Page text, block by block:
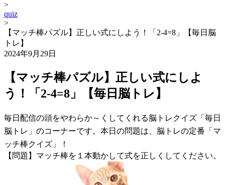
>
quiz
>
【マッチ棒パズル】正しい式にしよう！「2-4=8」【毎日脳
トレ】
2024年9月29日
【マッチ棒パズル】正しい式にしよ
う！「2-4=8」【毎日脳トレ】
毎日配信の頭をやわらか～くしてくれる脳トレクイズ「毎日
脳トレ」のコーナーです。本日の問題は、脳トレの定番「マ
ッチ棒クイズ」！
【問題】マッチ棒を１本動かして式を正しくしてください。